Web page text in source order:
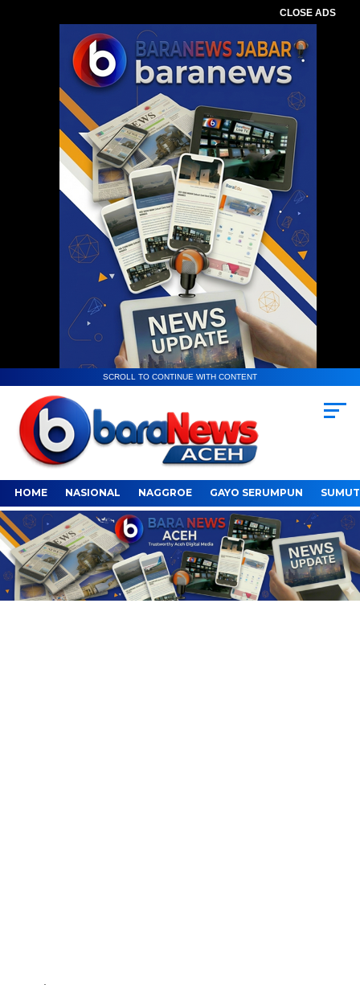
CLOSE ADS
SCROLL TO CONTINUE WITH CONTENT
HOME NASIONAL NAGGROE GAYO SERUMPUN SUMUT